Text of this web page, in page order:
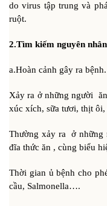
do virus tập trung và
ruột.
2.Tìm kiếm nguyên
a.Hoàn cảnh gây ra bệnh.
Xảy ra ở những người
xúc xích, sữa tươi, thịt ôi,
Thường xảy ra ở những
đĩa thức ăn , cùng biểu
Thời gian ủ bệnh cho
cầu, Salmonella….